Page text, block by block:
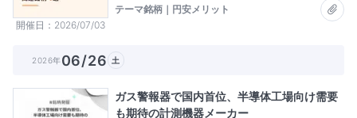
開催日 2026/07/03
テーマ銘柄｜円安メリット
2026年06/26 土
ガス警報器で国内首位、半導体工場向け需要
も期待の計測機器メーカー